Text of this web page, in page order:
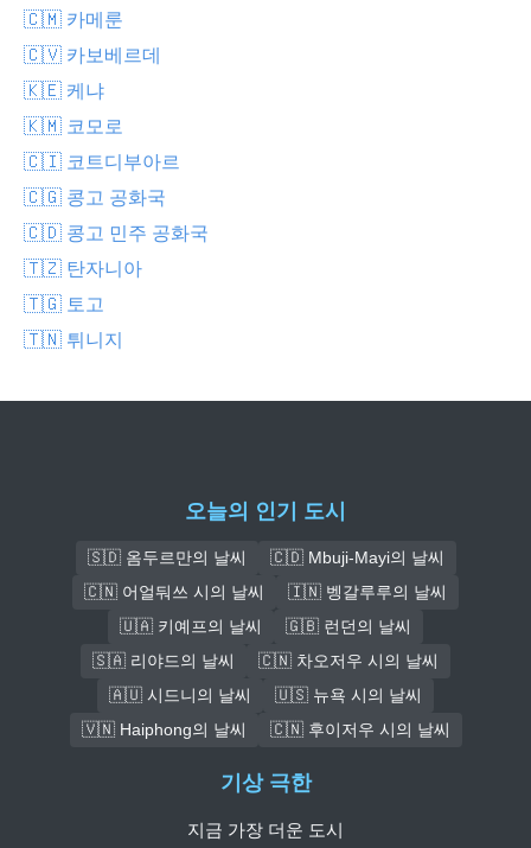
🇨🇲 카메룬
🇨🇻 카보베르데
🇰🇪 케냐
🇰🇲 코모로
🇨🇮 코트디부아르
🇨🇬 콩고 공화국
🇨🇩 콩고 민주 공화국
🇹🇿 탄자니아
🇹🇬 토고
🇹🇳 튀니지
오늘의 인기 도시
🇸🇩 옴두르만의 날씨
🇨🇩 Mbuji-Mayi의 날씨
🇨🇳 어얼둬쓰 시의 날씨
🇮🇳 벵갈루루의 날씨
🇺🇦 키예프의 날씨
🇬🇧 런던의 날씨
🇸🇦 리야드의 날씨
🇨🇳 차오저우 시의 날씨
🇦🇺 시드니의 날씨
🇺🇸 뉴욕 시의 날씨
🇻🇳 Haiphong의 날씨
🇨🇳 후이저우 시의 날씨
기상 극한
지금 가장 더운 도시